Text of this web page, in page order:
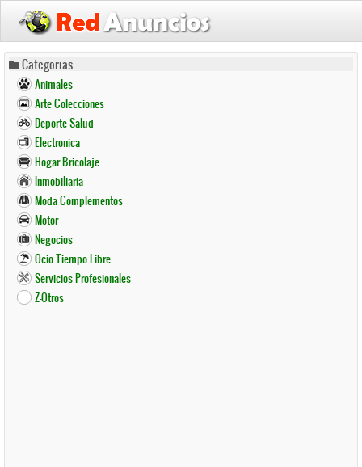
Pasar
contenido
principal
Categorias
Animales
Arte Colecciones
Deporte Salud
Electronica
Hogar Bricolaje
Inmobiliaria
Moda Complementos
Motor
Negocios
Ocio Tiempo Libre
Servicios Profesionales
Z-Otros